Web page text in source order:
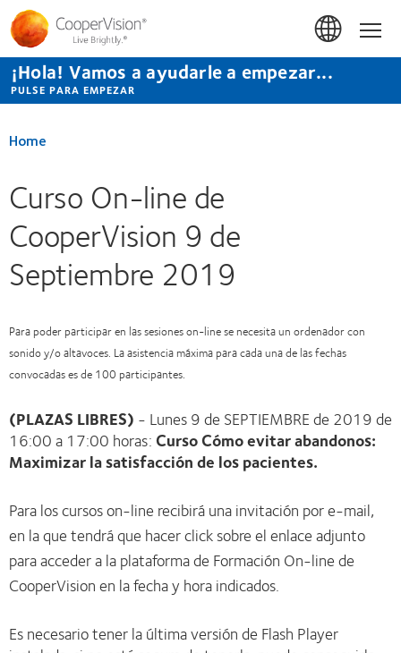
Pasar
contenido
principal
¡Hola! Vamos a ayudarle a empezar...
PULSE PARA EMPEZAR
Home
Curso On-line de
CooperVision 9 de
Septiembre 2019
Para poder participar en las sesiones on-line se necesita un ordenador con
sonido y/o altavoces. La asistencia máxima para cada una de las fechas
convocadas es de 100 participantes.
(PLAZAS LIBRES) - Lunes 9 de SEPTIEMBRE de 2019 de
16:00 a 17:00 horas:Curso Cómo evitar abandonos:
Maximizar la satisfacción de los pacientes.
Para los cursos on-line recibirá una invitación por e-mail,
en la que tendrá que hacer click sobre el enlace adjunto
para acceder a la plataforma de Formación On-line de
CooperVision en la fecha y hora indicados.
Es necesario tener la última versión de Flash Player